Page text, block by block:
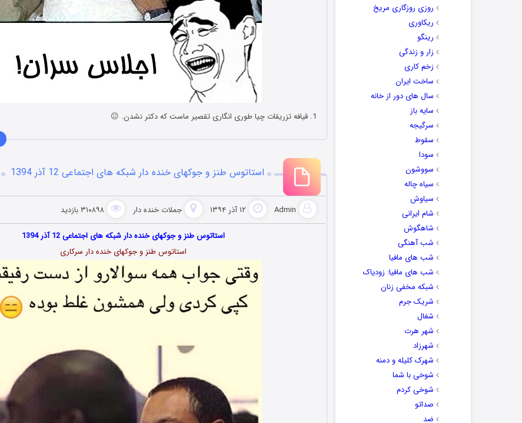
روزی روزگاری مریخ
ریکاوری
رینگو
زار و زندگی
زخم کاری
ساخت ایران
سال های دور از خانه
سایه باز
سرگیجه
سقوط
سودا
سووشون
سیاه چاله
سیاوش
شام ایرانی
شاهگوش
شب آهنگی
شب های مافیا
شب های مافیا: زودیاک
شبکه مخفی زنان
شریک جرم
شغال
شهر هرت
شهرزاد
شهرک کلیله و دمنه
شوخی با شما
شوخی کردم
صداتو
ضد
1. قیافه تزریقات چیا طوری انگاری تقصیر ماست که دکتر نشدن. 😐
استاتوس طنز و جوکهای خنده دار شبکه های اجتماعی 12 آذر 1394
Admin ۱۲ آذر ۱۳۹۴ جملات خنده دار ۳۱۰۸۹۸ بازدید
استاتوس طنز و جوکهای خنده دار شبکه های اجتماعی 12 آذر 1394
استاتوس طنز و جوکهای خنده دار سرکاری